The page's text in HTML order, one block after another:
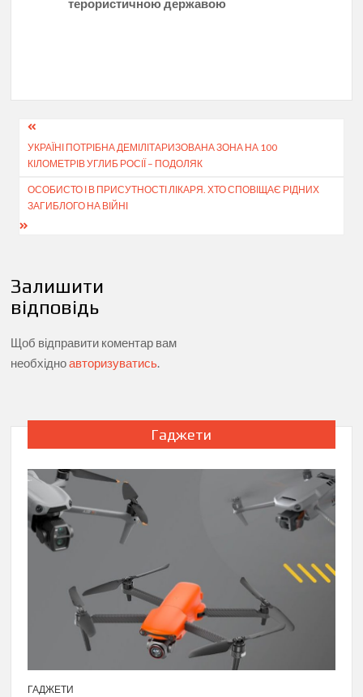
терористичною державою
Навігація
записів
УКРАЇНІ ПОТРІБНА ДЕМІЛІТАРИЗОВАНА ЗОНА НА 100
КІЛОМЕТРІВ УГЛИБ РОСІЇ – ПОДОЛЯК
ОСОБИСТО І В ПРИСУТНОСТІ ЛІКАРЯ. ХТО СПОВІЩАЄ РІДНИХ
ЗАГИБЛОГО НА ВІЙНІ
Залишити
відповідь
Щоб відправити коментар вам
необхідноавторизуватись.
Гаджети
ГАДЖЕТИ